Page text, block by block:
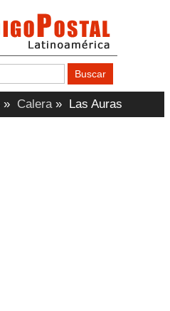
» Calera » Las Auras